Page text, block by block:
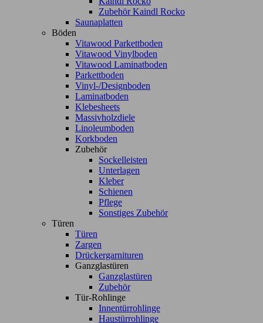
Zubehör Kaindl Rocko
Saunaplatten
Böden
Vitawood Parkettboden
Vitawood Vinylboden
Vitawood Laminatboden
Parkettboden
Vinyl-/Designboden
Laminatboden
Klebesheets
Massivholzdiele
Linoleumboden
Korkboden
Zubehör
Sockelleisten
Unterlagen
Kleber
Schienen
Pflege
Sonstiges Zubehör
Türen
Türen
Zargen
Drückergarnituren
Ganzglastüren
Ganzglastüren
Zubehör
Tür-Rohlinge
Innentürrohlinge
Haustürrohlinge